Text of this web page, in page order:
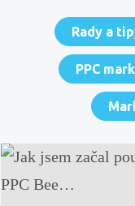
Rady a
PPC